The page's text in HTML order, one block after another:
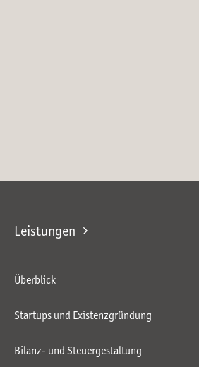
Leistungen
Überblick
Startups und Existenzgründung
Bilanz- und Steuergestaltung